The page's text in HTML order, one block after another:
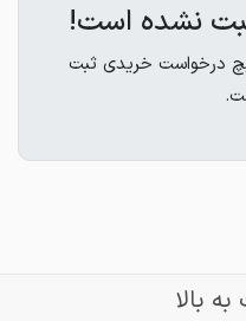
نشده است!
درخواست خریدی ثبت
بالا